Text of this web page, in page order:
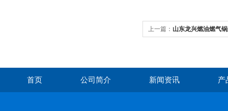
上一篇： 山东龙兴燃油燃气
首页 公司简介 新闻资讯 产